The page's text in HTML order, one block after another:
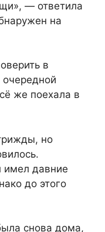
— ответила
на
в
же поехала в
но
имел давние
до этого
снова дома,